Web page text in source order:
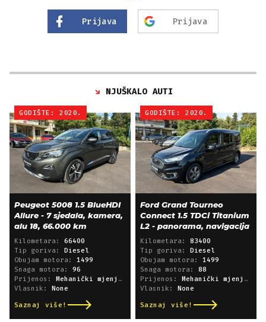
Prijava Prijava
NJUŠKALO AUTI
GODIŠTE: 2020.
Peugeot 5008 1.5 BlueHDI
Allure - 7 sjedala, kamera,
alu 18, 66.000 km
Kilometara: 66400
Tip goriva: Diesel
Obujam motora: 1499
Snaga motora: 96
Prijenos: Mehanički mjenjač
Vlasnik: None
Saznaj više!
GODIŠTE: 2020.
Ford Grand Tourneo
Connect 1.5 TDCi Titanium
L2 - panorama, navigacija
Kilometara: 83400
Tip goriva: Diesel
Obujam motora: 1499
Snaga motora: 88
Prijenos: Mehanički mjenjač
Vlasnik: None
Saznaj više!